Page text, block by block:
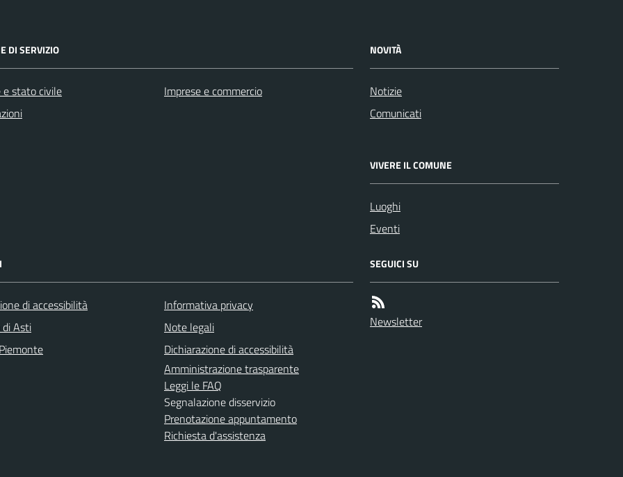
DI SERVIZIO
e stato civile
Imprese e commercio
NOVITÀ
Notizie
Comunicati
VIVERE IL COMUNE
Luoghi
Eventi
di accessibilità
di Asti
Informativa privacy
Note legali
Dichiarazione di accessibilità
Amministrazione trasparente
Leggi le FAQ
Segnalazione disservizio
Prenotazione appuntamento
Richiesta d'assistenza
SEGUICI SU
Newsletter